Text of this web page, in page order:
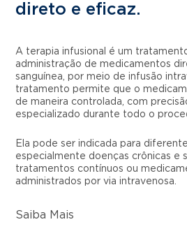
direto e eficaz.
A terapia infusional é um
administração de medicamentos
sanguínea, por meio de infusão
tratamento permite que o
de maneira controlada, com
especializado durante todo o
Ela pode ser indicada para
especialmente doenças crônicas e
tratamentos contínuos ou
administrados por via intravenosa.
Saiba Mais